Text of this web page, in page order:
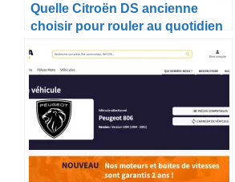
Quelle Citroën DS ancienne
choisir pour rouler au quotidien